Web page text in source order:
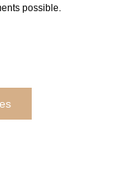
possible.